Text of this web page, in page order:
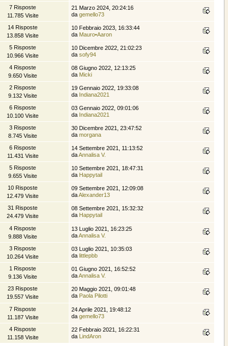
7 Risposte
11.785 Visite
21 Marzo 2024, 20:24:16
da gemello73
14 Risposte
13.858 Visite
10 Febbraio 2023, 16:33:44
da Mauro•Aaron
5 Risposte
10.966 Visite
10 Dicembre 2022, 21:02:23
da sofy94
4 Risposte
9.650 Visite
08 Giugno 2022, 12:13:25
da Micki
2 Risposte
9.132 Visite
19 Gennaio 2022, 19:33:08
da Indiana2021
6 Risposte
10.100 Visite
03 Gennaio 2022, 09:01:06
da Indiana2021
3 Risposte
8.745 Visite
30 Dicembre 2021, 23:47:52
da morgana
6 Risposte
11.431 Visite
14 Settembre 2021, 11:13:52
daAnnalisa V.
5 Risposte
9.655 Visite
10 Settembre 2021, 18:47:31
da Happytail
10 Risposte
12.479 Visite
09 Settembre 2021, 12:09:08
daAlexander13
31 Risposte
24.479 Visite
08 Settembre 2021, 15:32:32
da Happytail
4 Risposte
9.888 Visite
13 Luglio 2021, 16:23:25
daAnnalisa V.
3 Risposte
10.264 Visite
03 Luglio 2021, 10:35:03
da littlepbb
1 Risposte
9.136 Visite
01 Giugno 2021, 16:52:52
daAnnalisa V.
23 Risposte
19.557 Visite
20 Maggio 2021, 09:01:48
da Paola Pilotti
7 Risposte
11.187 Visite
24 Aprile 2021, 19:48:12
da gemello73
4 Risposte
11.158 Visite
22 Febbraio 2021, 16:22:31
da LindAron